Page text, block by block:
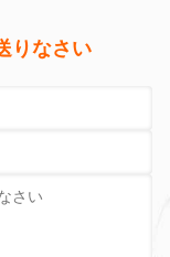
りなさい